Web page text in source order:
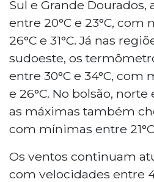
Sul e Grande
entre 20°C e 23°C, com
26°C e 31°C. Já nas
sudoeste, os
entre 30°C e 34°C, com
e 26°C. No bolsão, norte
as máximas também
com mínimas entre 21°C
Os ventos continuam
com velocidades entre